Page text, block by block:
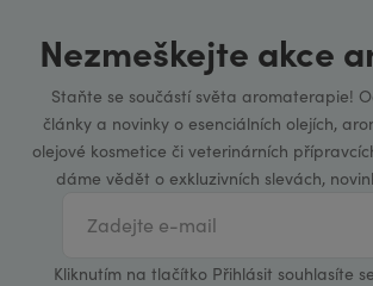
Nezmeškejte akce
Staňte se součástí světa aromaterapie!
články a novinky o esenciálních olejích,
olejové kosmetice či veterinárních
dáme vědět o exkluzivních slevách,
Kliknutím na tlačítko Přihlásit souhlasíte se